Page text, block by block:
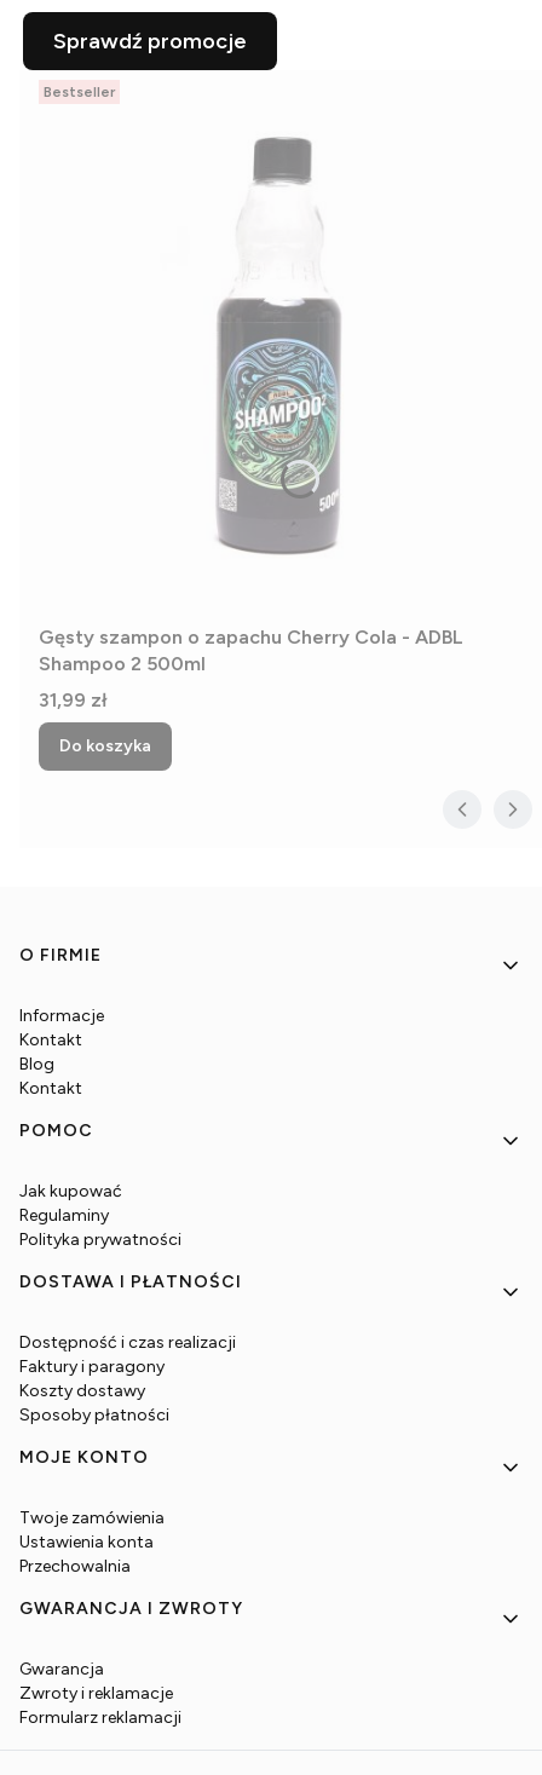
Sprawdź promocje
Bestseller
Gęsty szampon o zapachu Cherry Cola - ADBL
Shampoo 2 500ml
Cena
31,99 zł
Do koszyka
Linki w stopce
O FIRMIE
Informacje
Kontakt
Blog
Kontakt
POMOC
Jak kupować
Regulaminy
Polityka prywatności
DOSTAWA I PŁATNOŚCI
Dostępność i czas realizacji
Faktury i paragony
Koszty dostawy
Sposoby płatności
MOJE KONTO
Twoje zamówienia
Ustawienia konta
Przechowalnia
GWARANCJA I ZWROTY
Gwarancja
Zwroty i reklamacje
Formularz reklamacji